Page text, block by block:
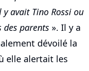
y avait Tino Rossi ou
des parents ». Il y a
dévoilé la
elle alertait les